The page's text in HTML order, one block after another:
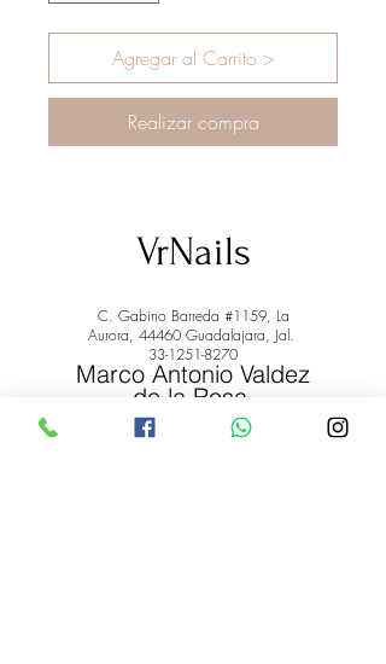
Agregar al Carrito >
Realizar compra
VrNails
C. Gabino Barreda #1159, La
Aurora, 44460 Guadalajara, Jal.
33-1251-8270
Marco Antonio Valdez
de la Rosa.
RFC: VARM900908ER2